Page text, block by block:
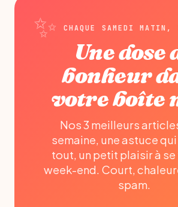
CHAQUE SAMEDI MATIN,
Une dose
bonheur
votre boîte
Nos 3 meilleurs
semaine, une astuce
tout, un petit plaisir à
week-end. Court,
spam.